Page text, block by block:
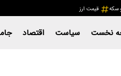
سکه قیمت ارز
نخست سیاست اقتصاد